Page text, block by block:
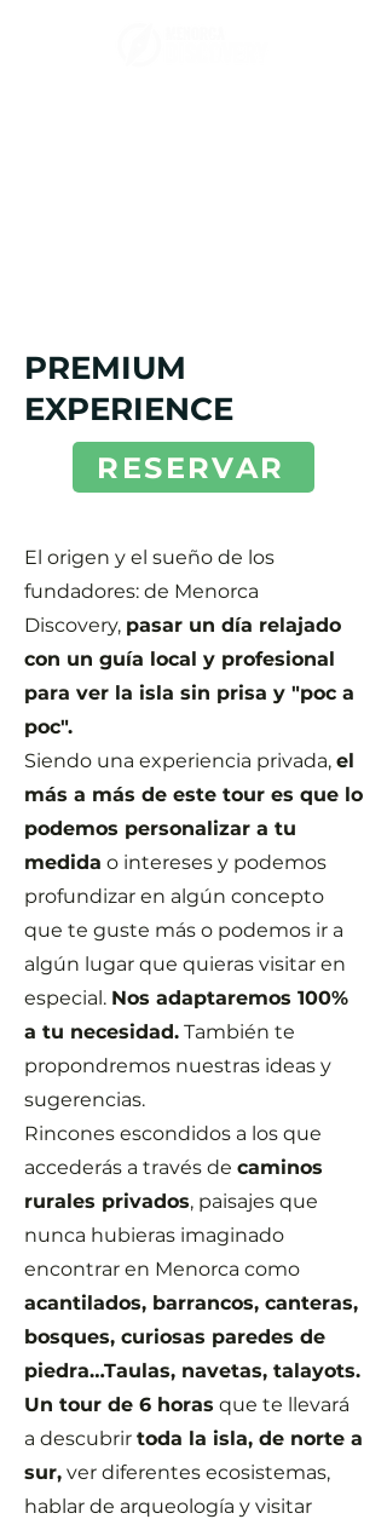
PREMIUM
EXPERIENCE
RESERVAR
El origen y el sueño de los
fundadores: de Menorca
Discovery, pasar un día relajado
con un guía local y profesional
para ver la isla sin prisa y "poc a
poc".
Siendo una experiencia privada, el
más a más de este tour es que lo
podemos personalizar a tu
medida o intereses y podemos
profundizar en algún concepto
que te guste más o podemos ir a
algún lugar que quieras visitar en
especial. Nos adaptaremos 100%
a tu necesidad. También te
propondremos nuestras ideas y
sugerencias.
Rincones escondidos a los que
accederás a través de caminos
rurales privados, paisajes que
nunca hubieras imaginado
encontrar en Menorca como
acantilados, barrancos, canteras,
bosques, curiosas paredes de
piedra…Taulas, navetas, talayots.
Un tour de 6 horas que te llevará
a descubrir toda la isla, de norte a
sur, ver diferentes ecosistemas,
hablar de arqueología y visitar